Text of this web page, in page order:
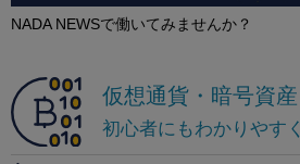
NADA NEWSで働いてみませんか？